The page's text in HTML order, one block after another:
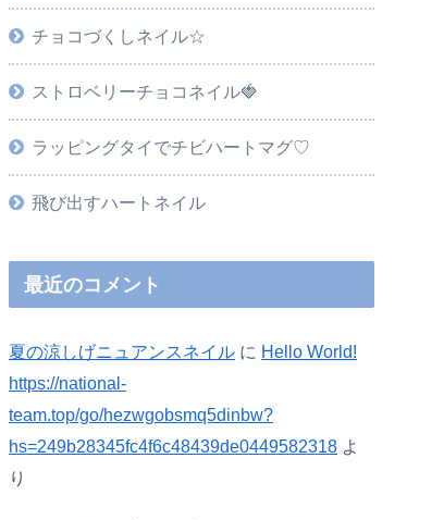
チョコづくしネイル☆
ストロベリーチョコネイル🍓
ラッピングタイでチビハートマグ♡
飛び出すハートネイル
最近のコメント
夏の涼しげニュアンスネイル に Hello World!
https://national-
team.top/go/hezwgobsmq5dinbw?
hs=249b28345fc4f6c48439de0449582318 よ
り